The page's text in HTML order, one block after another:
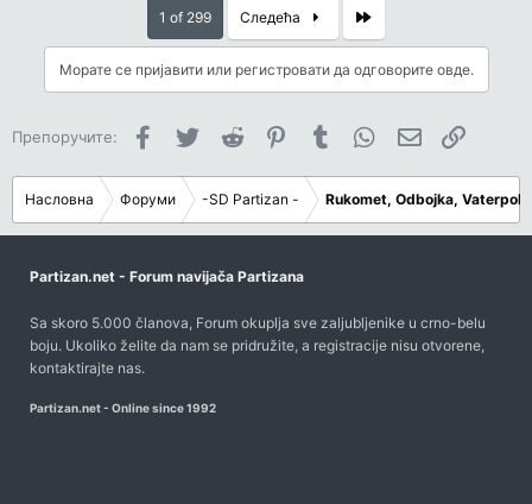
1 of 299 Следећа Last
Морате се пријавити или регистровати да одговорите овде.
Препоручите: FacebookTwitter Reddit PinterestTumblr WhatsApp
Имејл
Насловна Форуми -SD Partizan - Rukomet, Odbojka,
Partizan.net - Forum navijača Partizana
Sa skoro 5.000 članova, Forum okuplja sve zaljubljenike u crno-belu
boju. Ukoliko želite da nam se pridružite, a registracije nisu otvorene,
kontaktirajte nas.
Partizan.net - Online since 1992